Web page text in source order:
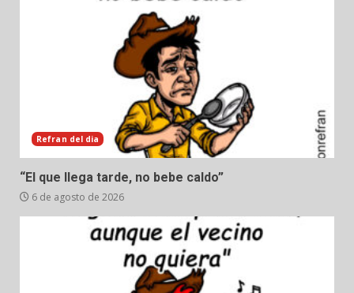
Refran del dia
“El que llega tarde, no bebe caldo”
6 de agosto de 2026